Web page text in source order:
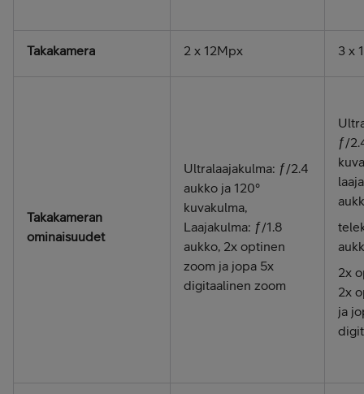
Takakamera 2 x 12Mpx 3 x
Takakameran
ominaisuudet
Ultralaajakulma: ƒ/2.4
aukko ja 120°
kuvakulma,
Laajakulma: ƒ/1.8
aukko, 2x optinen
zoom ja jopa 5x
digitaalinen zoom
ƒ/
2x
2x
ja